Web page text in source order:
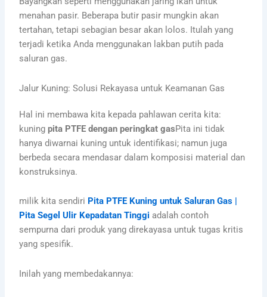
menahan pasir. Beberapa butir pasir mungkin akan
tertahan, tetapi sebagian besar akan lolos. Itulah yang
terjadi ketika Anda menggunakan lakban putih pada
saluran gas.
Jalur Kuning: Solusi Rekayasa untuk Keamanan Gas
Hal ini membawa kita kepada pahlawan cerita kita:
kuningpita PTFE dengan peringkat gasPita ini tidak
hanya diwarnai kuning untuk identifikasi; namun juga
berbeda secara mendasar dalam komposisi material dan
konstruksinya.
milik kita sendiri Pita PTFE Kuning untuk Saluran Gas |
Pita Segel Ulir Kepadatan Tinggi adalah contoh
sempurna dari produk yang direkayasa untuk tugas kritis
yang spesifik.
Inilah yang membedakannya: